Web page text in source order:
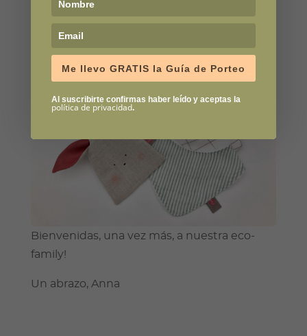
tranquilidad de gozar de la máxima calidad y
Bienvenidas, una vez más, a nuestra eco-
family!
Un abrazo, Anna
Me llevo GRATIS la Guía de Porteo
Al suscribirte confirmas haber leído y aceptas la
política de privacidad.